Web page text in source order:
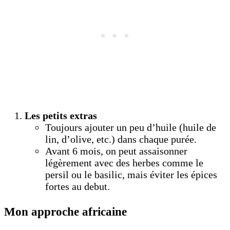
Les petits extras
Toujours ajouter un peu d’huile (huile de
lin, d’olive, etc.) dans chaque purée.
Avant 6 mois, on peut assaisonner
légèrement avec des herbes comme le
persil ou le basilic, mais éviter les épices
fortes au debut.
Mon approche africaine